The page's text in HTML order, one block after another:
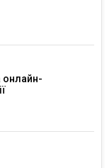
онлайн-